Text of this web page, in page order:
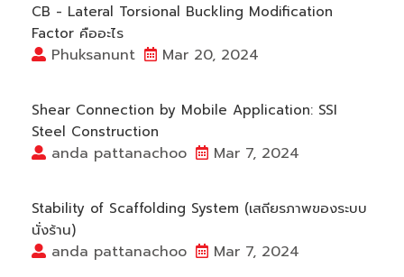
CB - Lateral Torsional Buckling Modification
Factor คืออะไร
Phuksanunt Mar 20, 2024
Shear Connection by Mobile Application: SSI
Steel Construction
anda pattanachoo Mar 7, 2024
Stability of Scaffolding System (เสถียรภาพของระบบ
นั่งร้าน)
anda pattanachoo Mar 7, 2024